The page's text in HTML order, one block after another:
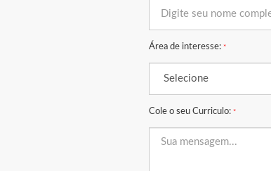
Área de interesse: *
Cole o seu Curriculo: *